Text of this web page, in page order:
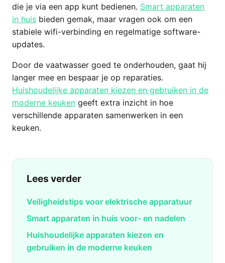
die je via een app kunt bedienen. Smart apparaten
in huis bieden gemak, maar vragen ook om een
stabiele wifi-verbinding en regelmatige software-
updates.
Door de vaatwasser goed te onderhouden, gaat hij
langer mee en bespaar je op reparaties.
Huishoudelijke apparaten kiezen en gebruiken in de
moderne keuken geeft extra inzicht in hoe
verschillende apparaten samenwerken in een
keuken.
Lees verder
Veiligheidstips voor elektrische apparatuur
Smart apparaten in huis voor- en nadelen
Huishoudelijke apparaten kiezen en
gebruiken in de moderne keuken